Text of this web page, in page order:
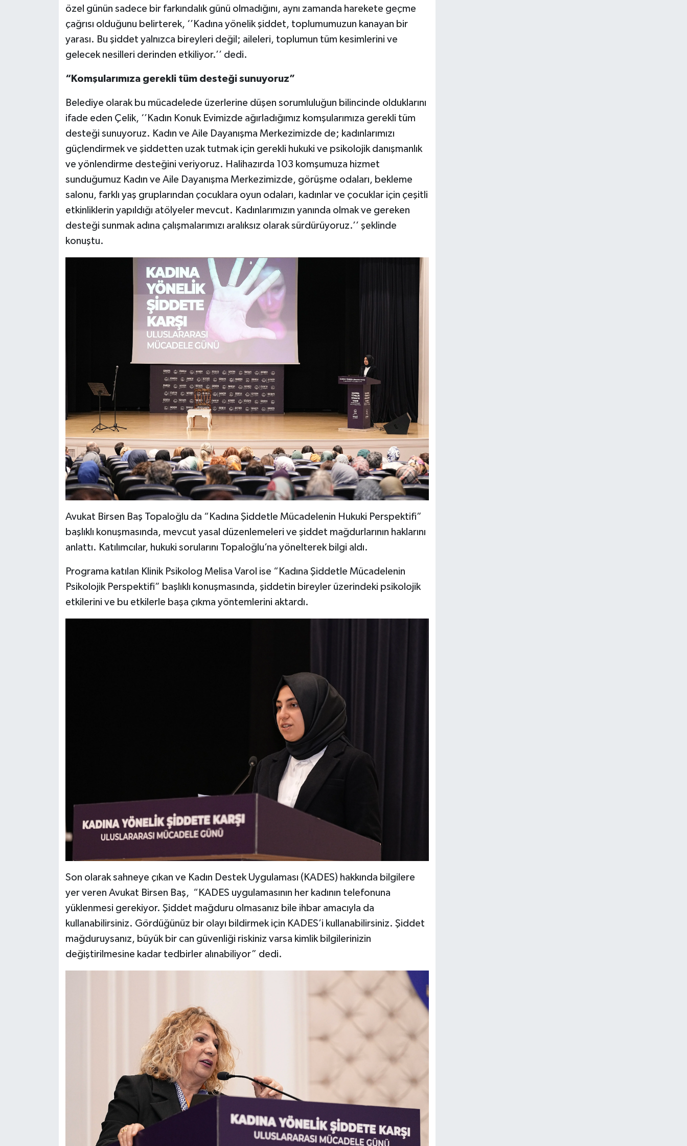
özel günün sadece bir farkındalık günü olmadığını, aynı zamanda harekete geçme
çağrısı olduğunu belirterek, ‘’Kadına yönelik şiddet, toplumumuzun kanayan bir
yarası. Bu şiddet yalnızca bireyleri değil; aileleri, toplumun tüm kesimlerini ve
gelecek nesilleri derinden etkiliyor.’’ dedi.
“Komşularımıza gerekli tüm desteği sunuyoruz”
Belediye olarak bu mücadelede üzerlerine düşen sorumluluğun bilincinde olduklarını
ifade eden Çelik, ‘’Kadın Konuk Evimizde ağırladığımız komşularımıza gerekli tüm
desteği sunuyoruz. Kadın ve Aile Dayanışma Merkezimizde de; kadınlarımızı
güçlendirmek ve şiddetten uzak tutmak için gerekli hukuki ve psikolojik danışmanlık
ve yönlendirme desteğini veriyoruz. Halihazırda 103 komşumuza hizmet
sunduğumuz Kadın ve Aile Dayanışma Merkezimizde, görüşme odaları, bekleme
salonu, farklı yaş gruplarından çocuklara oyun odaları, kadınlar ve çocuklar için çeşitli
etkinliklerin yapıldığı atölyeler mevcut. Kadınlarımızın yanında olmak ve gereken
desteği sunmak adına çalışmalarımızı aralıksız olarak sürdürüyoruz.’’ şeklinde
konuştu.
Avukat Birsen Baş Topaloğlu da “Kadına Şiddetle Mücadelenin Hukuki Perspektifi”
başlıklı konuşmasında, mevcut yasal düzenlemeleri ve şiddet mağdurlarının haklarını
anlattı. Katılımcılar, hukuki sorularını Topaloğlu’na yönelterek bilgi aldı.
Programa katılan Klinik Psikolog Melisa Varol ise “Kadına Şiddetle Mücadelenin
Psikolojik Perspektifi” başlıklı konuşmasında, şiddetin bireyler üzerindeki psikolojik
etkilerini ve bu etkilerle başa çıkma yöntemlerini aktardı.
Son olarak sahneye çıkan ve Kadın Destek Uygulaması (KADES) hakkında bilgilere
yer veren Avukat Birsen Baş, “KADES uygulamasının her kadının telefonuna
yüklenmesi gerekiyor. Şiddet mağduru olmasanız bile ihbar amacıyla da
kullanabilirsiniz. Gördüğünüz bir olayı bildirmek için KADES’i kullanabilirsiniz. Şiddet
mağduruysanız, büyük bir can güvenliği riskiniz varsa kimlik bilgilerinizin
değiştirilmesine kadar tedbirler alınabiliyor” dedi.